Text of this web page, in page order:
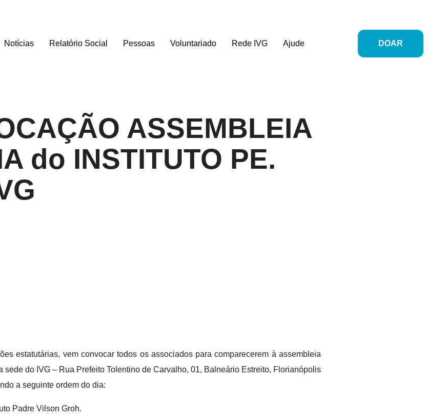
Notícias Relatório Social Pessoas Voluntariado Rede IVG Ajude DOAR
ASSEMBLEIA
do INSTITUTO PE.
estatutárias, vem convocar todos os associados para comparecerem à assembleia
do IVG – Rua Prefeito Tolentino de Carvalho, 01, Balneário Estreito, Florianópolis
a seguinte ordem do dia:
Padre Vilson Groh.